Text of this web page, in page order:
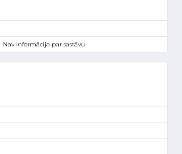
Nav informācija par sastāvu